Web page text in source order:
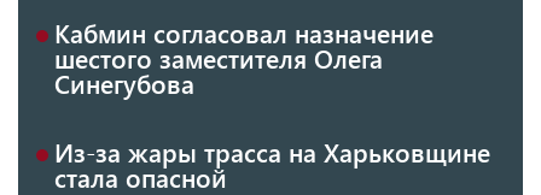
Кабмин согласовал назначение
шестого заместителя Олега
Синегубова
Из-за жары трасса на Харьковщине
стала опасной